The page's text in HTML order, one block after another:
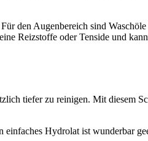
den Augenbereich sind
Reizstoffe oder Tenside und
tiefer zu reinigen. Mit diesem
Hydrolat ist wunderbar